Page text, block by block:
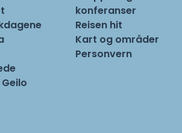
konferanser
Reisen hit
Kart og områder
Personvern